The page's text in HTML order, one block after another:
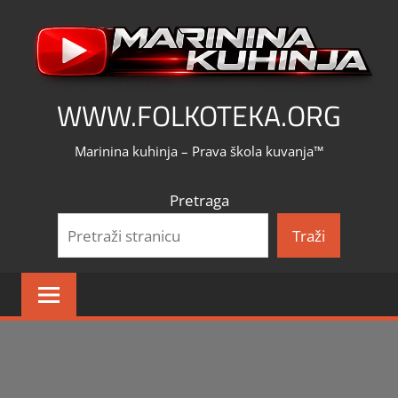
content
WWW.FOLKOTEKA.ORG
Marinina kuhinja – Prava škola kuvanja™
Pretraga
Traži